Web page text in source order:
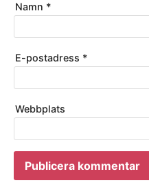
Namn *
E-postadress *
Webbplats